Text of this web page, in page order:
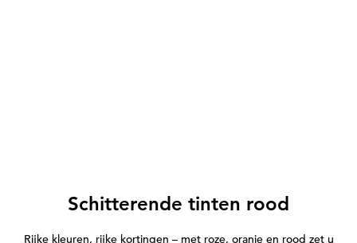
Schitterende tinten rood
Rijke kleuren, rijke kortingen – met roze, oranje en rood zet u